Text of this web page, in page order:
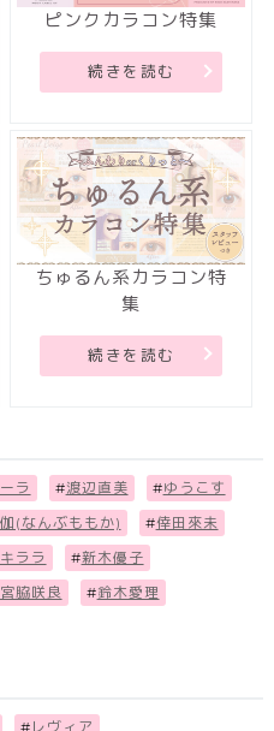
ピンクカラコン特集
続きを読む
ちゅるん系カラコン特
集
続きを読む
ラ #渡辺直美 #ゆうこす
(なんぶももか) #倖田來未
ララ #新木優子
宮脇咲良 #鈴木愛理
# レヴィア